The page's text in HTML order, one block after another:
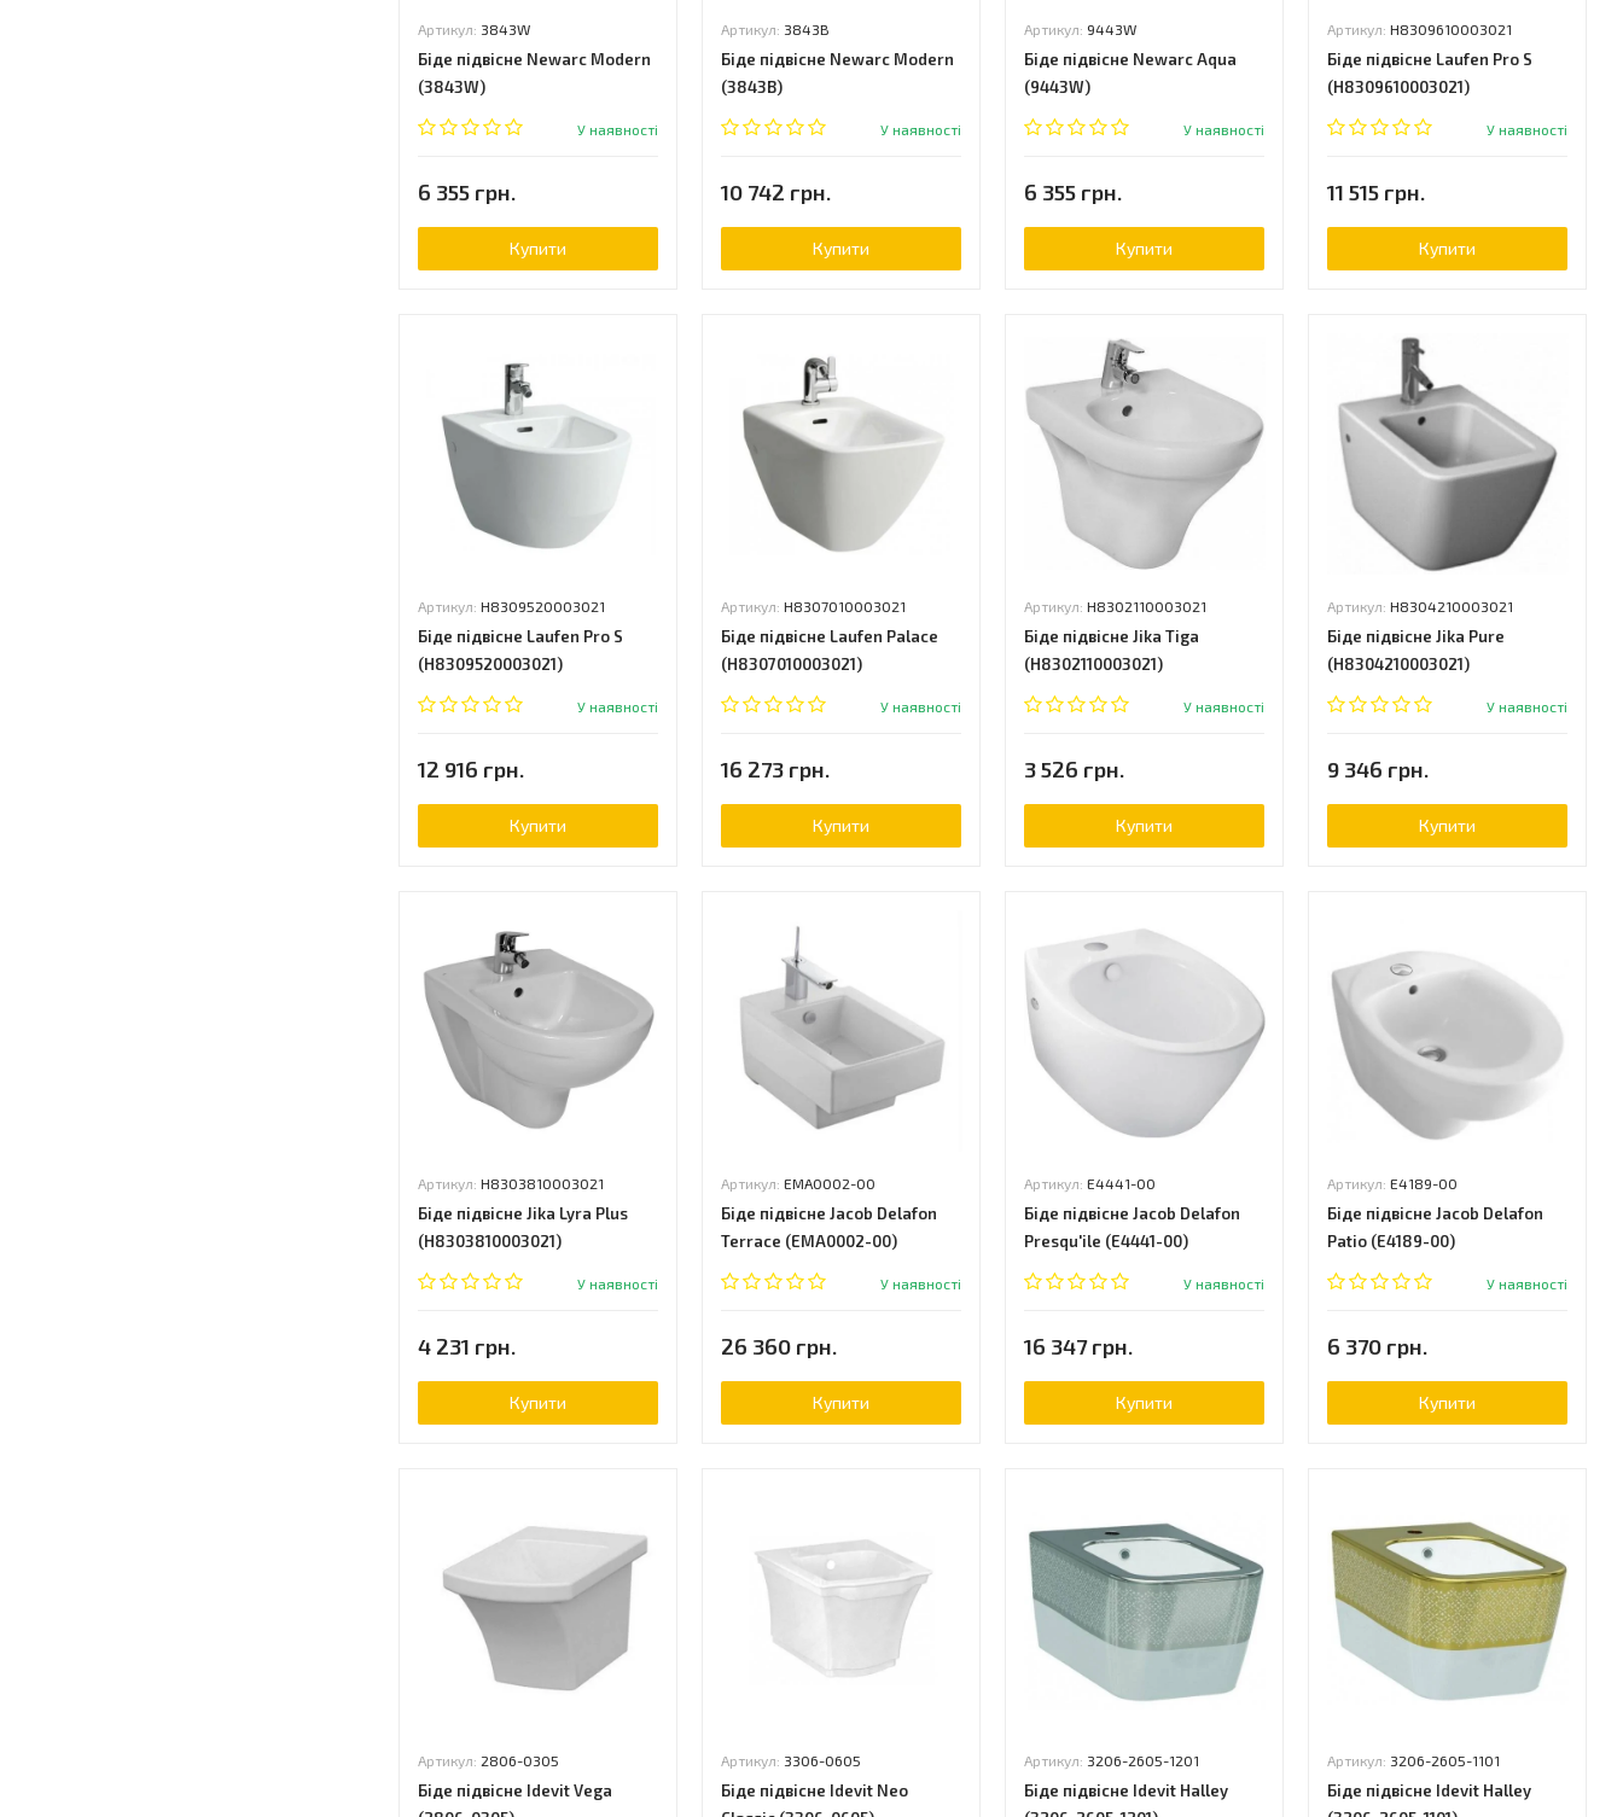
Артикул: 3843W
Біде підвісне Newarc Modern
(3843W)
У наявності
6 355 грн.
Купити
Артикул: 3843B
Біде підвісне Newarc Modern
(3843B)
У наявності
10 742 грн.
Купити
Артикул: 9443W
Біде підвісне Newarc Aqua
(9443W)
У наявності
6 355 грн.
Купити
Артикул: H8309610003021
Біде підвісне Laufen Pro S
(H8309610003021)
У наявності
11 515 грн.
Купити
Артикул: H8309520003021
Біде підвісне Laufen Pro S
(H8309520003021)
У наявності
12 916 грн.
Купити
Артикул: H8307010003021
Біде підвісне Laufen Palace
(H8307010003021)
У наявності
16 273 грн.
Купити
Артикул: H8302110003021
Біде підвісне Jika Tiga
(H8302110003021)
У наявності
3 526 грн.
Купити
Артикул: H8304210003021
Біде підвісне Jika Pure
(H8304210003021)
У наявності
9 346 грн.
Купити
Артикул: H8303810003021
Біде підвісне Jika Lyra Plus
(H8303810003021)
У наявності
4 231 грн.
Купити
Артикул: EMA0002-00
Біде підвісне Jacob Delafon
Terrace (EMA0002-00)
У наявності
26 360 грн.
Купити
Артикул: E4441-00
Біде підвісне Jacob Delafon
Presqu'ile (E4441-00)
У наявності
16 347 грн.
Купити
Артикул: E4189-00
Біде підвісне Jacob Delafon
Patio (E4189-00)
У наявності
6 370 грн.
Купити
Артикул: 2806-0305
Біде підвісне Idevit Vega
Артикул: 3306-0605
Біде підвісне Idevit Neo
Артикул: 3206-2605-1201
Біде підвісне Idevit Halley
Артикул: 3206-2605-1101
Біде підвісне Idevit Halley